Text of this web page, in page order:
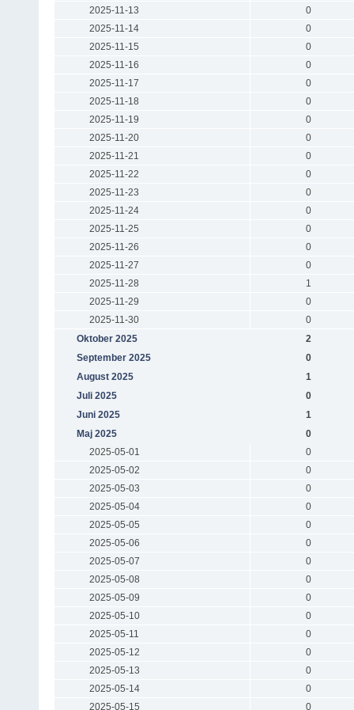
2025-11-13
0
2025-11-14
0
2025-11-15
0
2025-11-16
0
2025-11-17
0
2025-11-18
0
2025-11-19
0
2025-11-20
0
2025-11-21
0
2025-11-22
0
2025-11-23
0
2025-11-24
0
2025-11-25
0
2025-11-26
0
2025-11-27
0
2025-11-28
1
2025-11-29
0
2025-11-30
0
Oktober 2025
2
September 2025
0
August 2025
1
Juli 2025
0
Juni 2025
1
Maj 2025
0
2025-05-01
0
2025-05-02
0
2025-05-03
0
2025-05-04
0
2025-05-05
0
2025-05-06
0
2025-05-07
0
2025-05-08
0
2025-05-09
0
2025-05-10
0
2025-05-11
0
2025-05-12
0
2025-05-13
0
2025-05-14
0
2025-05-15
0